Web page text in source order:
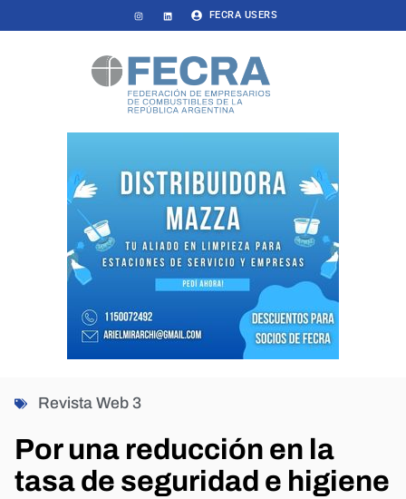
FECRA USERS
Revista Web 3
Por una reducción en la
tasa de seguridad e higiene